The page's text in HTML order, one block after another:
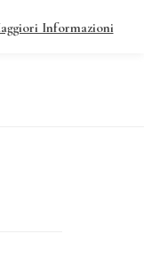
Informazioni